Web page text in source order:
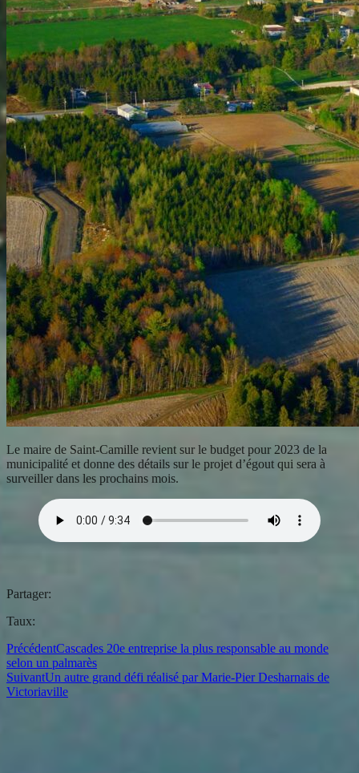
Le maire de Saint-Camille revient sur le budget pour 2023 de la
municipalité et donne des détails sur le projet d’égout qui sera à
surveiller dans les prochains mois.
Partager:
Taux:
PrécédentCascades 20e entreprise la plus responsable au monde
selon un palmarès
SuivantUn autre grand défi réalisé par Marie-Pier Desharnais de
Victoriaville